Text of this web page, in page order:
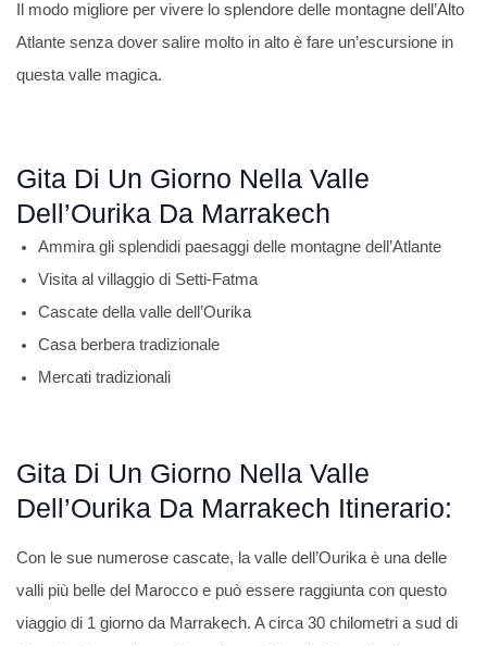
Il modo migliore per vivere lo splendore delle montagne dell’Alto
Atlante senza dover salire molto in alto è fare un’escursione in
questa valle magica.
Gita Di Un Giorno Nella Valle
Dell’Ourika Da Marrakech
Ammira gli splendidi paesaggi delle montagne dell’Atlante
Visita al villaggio di Setti-Fatma
Cascate della valle dell’Ourika
Casa berbera tradizionale
Mercati tradizionali
Gita Di Un Giorno Nella Valle
Dell’Ourika Da Marrakech Itinerario:
Con le sue numerose cascate, la valle dell’Ourika è una delle
valli più belle del Marocco e può essere raggiunta con questo
viaggio di 1 giorno da Marrakech. A circa 30 chilometri a sud di